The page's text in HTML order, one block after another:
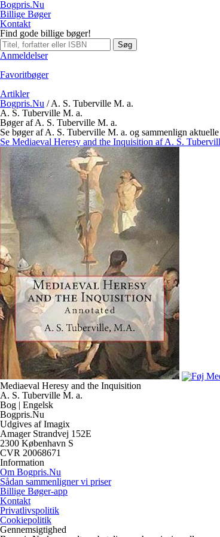
Bogpris.Nu
Billige Bøger
Kontakt
Find gode billige bøger!
Søg
Anmeldelser
Favoritbøger
Artikler
Bogpris.Nu /A. S. Tuberville M. a.
A. S. Tuberville M. a.
Bøger af A. S. Tuberville M. a.
Se bøger af A. S. Tuberville M. a. og sammenlign
Se Mediaeval Heresy and the Inquisition af A. S.
Mediaeval Heresy and the Inquisition
A. S. Tuberville M. a.
Bog | Engelsk
Bogpris.Nu
Udgives af Imagix
Amager Strandvej 152E
2300 København S
CVR 20068671
Information
Om Bogpris.Nu
Sådan sammenligner vi priser
Billige Bøger-app
Kontakt
Privatlivspolitik
Cookiepolitik
Gennemsigtighed